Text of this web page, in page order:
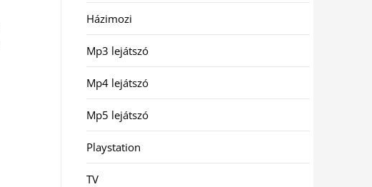
Házimozi
Mp3 lejátszó
Mp4 lejátszó
Mp5 lejátszó
Playstation
TV